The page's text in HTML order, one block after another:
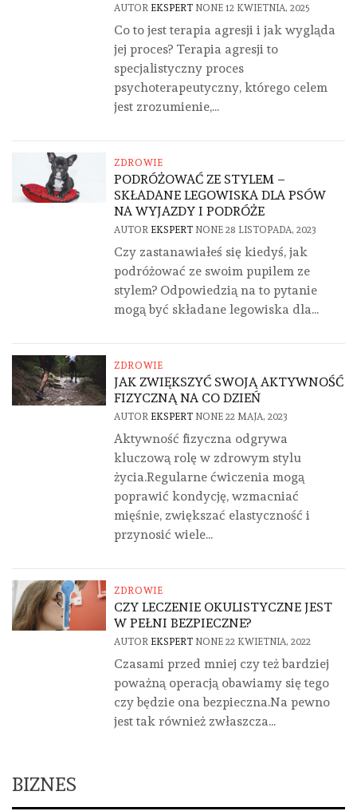
AUTOR EKSPERT NONE 12 KWIETNIA, 2025
Co to jest terapia agresji i jak wygląda
jej proces? Terapia agresji to
specjalistyczny proces
psychoterapeutyczny, którego celem
jest zrozumienie,...
ZDROWIE
PODRÓŻOWAĆ ZE STYLEM –
SKŁADANE LEGOWISKA DLA PSÓW
NA WYJAZDY I PODRÓŻE
AUTOR EKSPERT NONE 28 LISTOPADA, 2023
Czy zastanawiałeś się kiedyś, jak
podróżować ze swoim pupilem ze
stylem? Odpowiedzią na to pytanie
mogą być składane legowiska dla...
ZDROWIE
JAK ZWIĘKSZYĆ SWOJĄ AKTYWNOŚĆ
FIZYCZNĄ NA CO DZIEŃ
AUTOR EKSPERT NONE 22 MAJA, 2023
Aktywność fizyczna odgrywa
kluczową rolę w zdrowym stylu
życia.Regularne ćwiczenia mogą
poprawić kondycję, wzmacniać
mięśnie, zwiększać elastyczność i
przynosić wiele...
ZDROWIE
CZY LECZENIE OKULISTYCZNE JEST
W PEŁNI BEZPIECZNE?
AUTOR EKSPERT NONE 22 KWIETNIA, 2022
Czasami przed mniej czy też bardziej
poważną operacją obawiamy się tego
czy będzie ona bezpieczna.Na pewno
jest tak również zwłaszcza...
BIZNES